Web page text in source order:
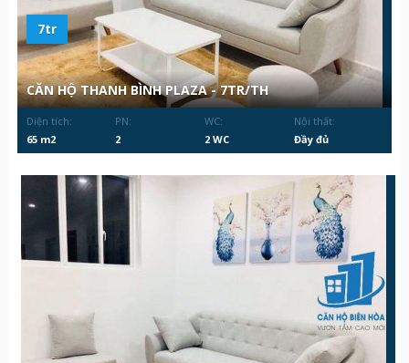
7tr
CĂN HỘ THANH BÌNH PLAZA - 7TR/TH
Diện tích:
65 m2
PN:
2
WC:
2 WC
Nội thất:
Đầy đủ